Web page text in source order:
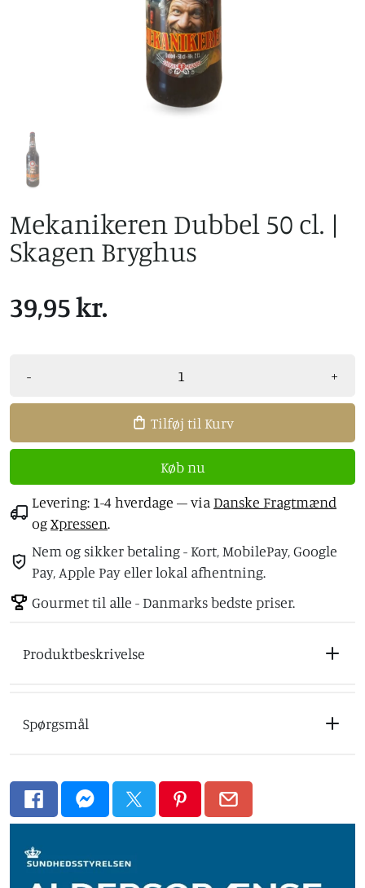
Mekanikeren Dubbel 50 cl. |
Skagen Bryghus
39,95 kr.
- +
Tilføj til Kurv
Køb nu
Levering: 1-4 hverdage – via Danske Fragtmænd
ogXpressen.
Nem og sikker betaling - Kort, MobilePay, Google
Pay, Apple Pay eller lokal afhentning.
Gourmet til alle - Danmarks bedste priser.
Produktbeskrivelse
Spørgsmål